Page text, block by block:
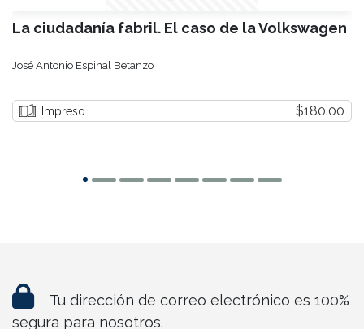
La ciudadanía fabril. El caso de la Volkswagen
José Antonio Espinal Betanzo
Impreso $180.00
Tu dirección de correo electrónico es 100%
segura para nosotros.